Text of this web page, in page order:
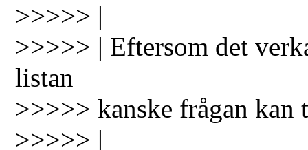
>>>>> |
>>>>> | Eftersom det
listan
>>>>> kanske frågan kan
>>>>> |